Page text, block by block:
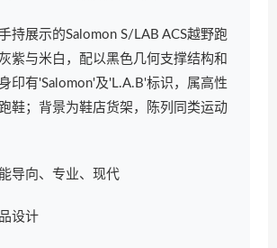
持展示的Salomon S/LAB ACS越野跑
紫与米白，配以黑色几何支撑结构和
印有'Salomon'及'L.A.B'标识，属高性
鞋；背景为鞋店货架，陈列同类运动
导向、专业、现代
设计